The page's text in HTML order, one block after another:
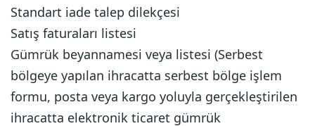
Standart iade talep dilekçesi
Satış faturaları listesi
Gümrük beyannamesi veya listesi (Serbest
bölgeye yapılan ihracatta serbest bölge işlem
formu, posta veya kargo yoluyla gerçekleştirilen
ihracatta elektronik ticaret gümrük